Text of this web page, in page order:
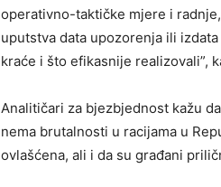
operativno-taktičke mjere i
uputstva data upozorenja ili
kraće i što efikasnije realizovali”,
Analitičari za bjezbjednost kažu
nema brutalnosti u racijama u
ovlašćena, ali i da su građani